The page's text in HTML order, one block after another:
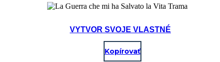
VYTVOR SVOJE VLASTNÉ
Kopírovať